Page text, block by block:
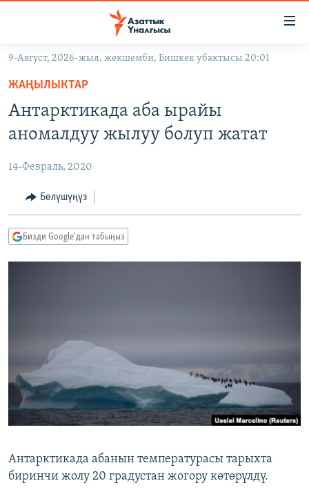
Навигацияга
өтүңүз
Издөөгө
салыңызКЫРГЫЗСТАН
ЭКОНОМИКА
МАДАНИЯТ
ДҮЙНӨ
БОРБОР АЗИЯ
АТАЙЫН ИЛИКТӨӨ
ТВ ПРОГРАММАЛАР
ЭКСПЕРТТЕР ТАЛДАЙТ
АЗАТТЫК+
ЫҢГАЙСЫЗ СУРООЛОР
ӨЗГӨЧӨ ПИКИР
ЭЕ/АРнун бардык сайттары
9-Август, 2026-жыл, жекшемби, Бишкек убактысы 20:01
ЖАҢЫЛЫКТАР
Антарктикада аба ырайы
аномалдуу жылуу болуп жатат
14-Февраль, 2020
Бөлүшүңүз
Бизди Google'дан табыңыз
Антарктикада абанын температурасы тарыхта
биринчи жолу 20 градустан жогору көтөрүлдү.